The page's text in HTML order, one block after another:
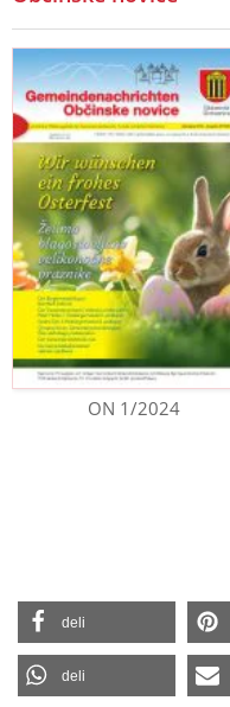
ON 1/2024
deli
deli